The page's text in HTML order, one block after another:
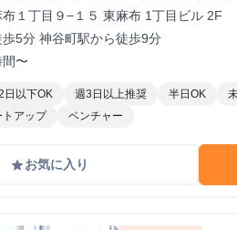
あり／ 1件〜10件：10,000円 11件〜
働、アポ20件の場合：428,000円 内訳：80時間×時給
1件～10件）×インセンティブ10,000
１丁目９−１５ 東麻布 1丁目ビル 2F
5分 神谷町駅から徒歩9分
〜
日以下OK 週3日以上推奨 半日OK
トアップ ベンチャー
gradeお気に入り